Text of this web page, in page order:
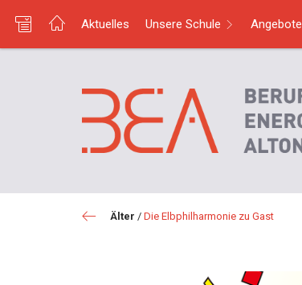
Aktuelles Unsere Schule Angebote
Älter / Die Elbphilharmonie zu Gast